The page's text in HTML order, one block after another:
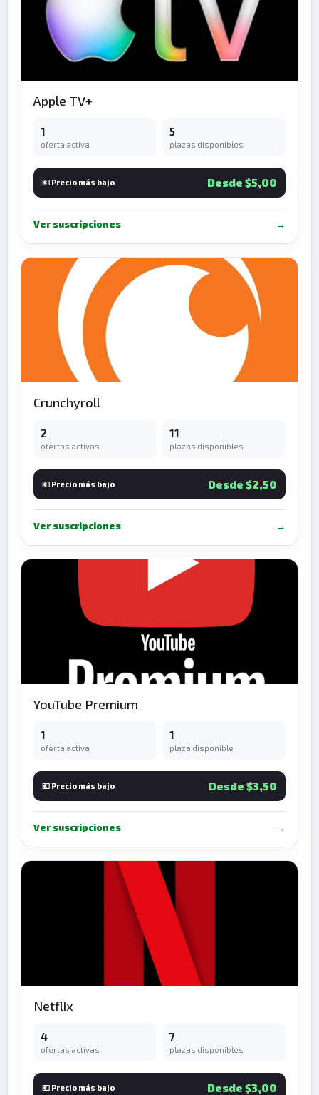
Apple TV+
1
oferta activa
5
plazas disponibles
💶 Precio más bajo Desde $5,00
Ver suscripciones →
Crunchyroll
2
ofertas activas
11
plazas disponibles
💶 Precio más bajo Desde $2,50
Ver suscripciones →
YouTube Premium
1
oferta activa
1
plaza disponible
💶 Precio más bajo Desde $3,50
Ver suscripciones →
Netflix
4
ofertas activas
7
plazas disponibles
💶 Precio más bajo Desde $3,00